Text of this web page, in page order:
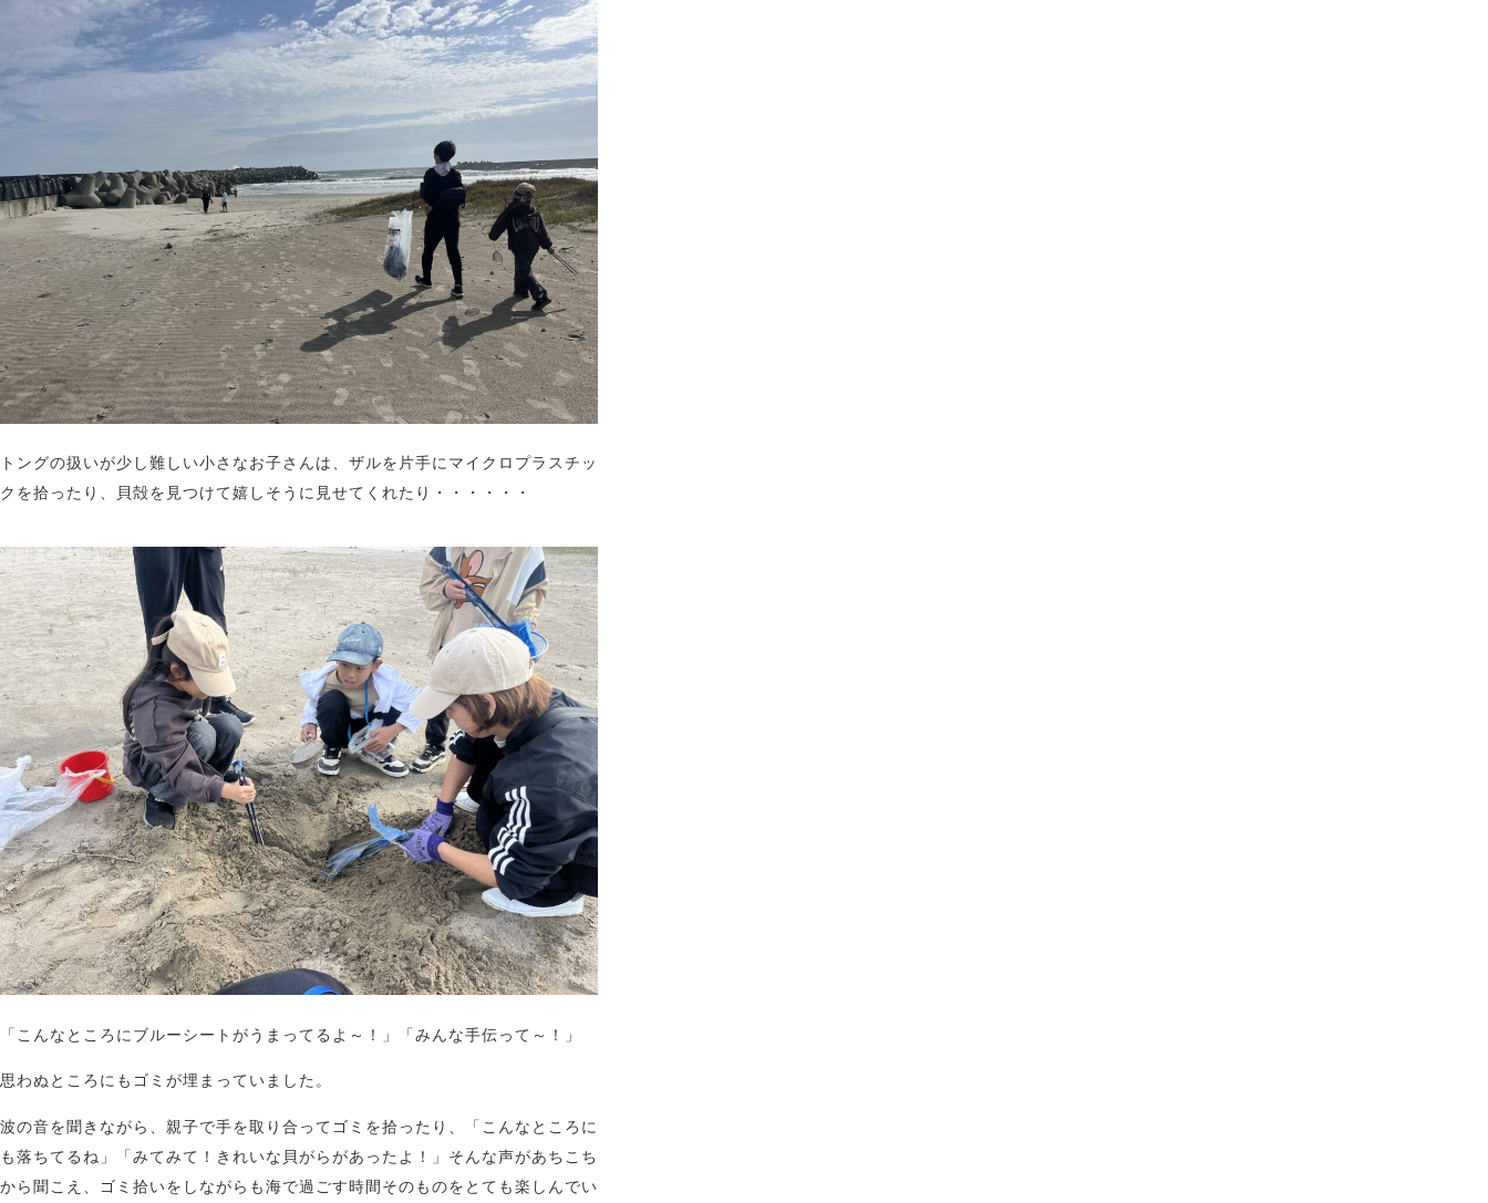
トングの扱いが少し難しい小さなお子さんは、ザルを片手にマイクロプラスチッ
クを拾ったり、貝殻を見つけて嬉しそうに見せてくれたり・・・・・・
「こんなところにブルーシートがうまってるよ～！」「みんな手伝って～！」
思わぬところにもゴミが埋まっていました。
波の音を聞きながら、親子で手を取り合ってゴミを拾ったり、「こんなところに
も落ちてるね」「みてみて！きれいな貝がらがあったよ！」そんな声があちこち
から聞こえ、ゴミ拾いをしながらも海で過ごす時間そのものをとても楽しんでい